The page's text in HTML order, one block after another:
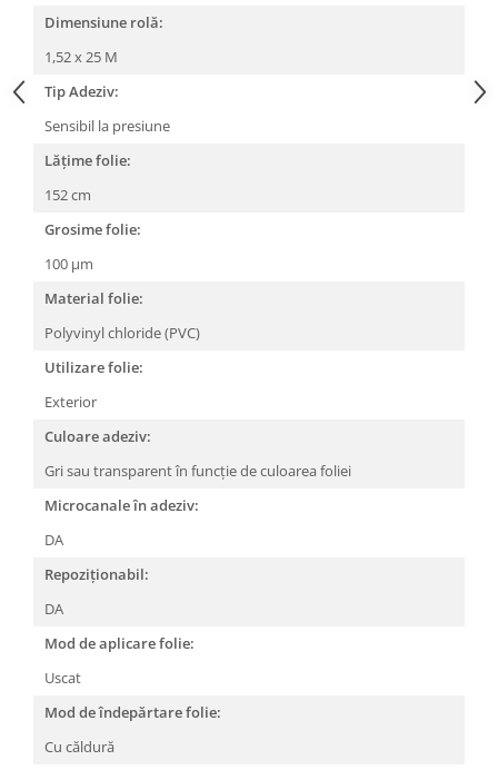
Dimensiune rolă:
1,52 x 25 M
Tip Adeziv:
Sensibil la presiune
Lățime folie:
152 cm
Grosime folie:
100 µm
Material folie:
Polyvinyl chloride (PVC)
Utilizare folie:
Exterior
Culoare adeziv:
Gri sau transparent în funcție de culoarea foliei
Microcanale în adeziv:
DA
Repoziționabil:
DA
Mod de aplicare folie:
Uscat
Mod de îndepărtare folie:
Cu căldură